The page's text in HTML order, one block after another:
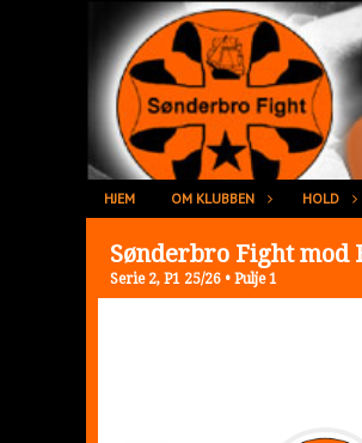
HJEM OM KLUBBEN HOLD
Sønderbro Fight mod
Serie 2, P1 25/26 • Pulje 1